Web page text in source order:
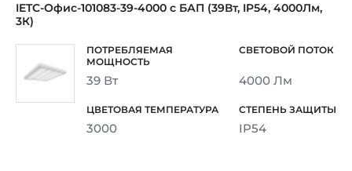
IETC-Офис-101083-39-4000 с БАП (39Вт, IP54, 4000Лм,
3К)
39 Вт 4000 Лм
3000 IP54